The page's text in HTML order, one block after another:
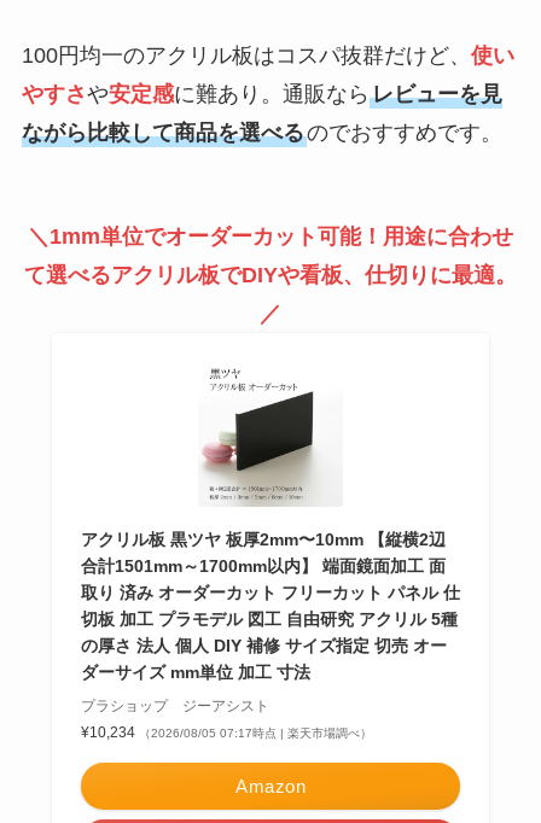
100円均一のアクリル板はコスパ抜群だけど、 使い
やすさや安定感に難あり。通販なら レビューを見
ながら比較して商品を選べるのでおすすめです。
＼1mm単位でオーダーカット可能！用途に合わせ
て選べるアクリル板でDIYや看板、仕切りに最適。
／
アクリル板 黒ツヤ 板厚2mm〜10mm 【縦横2辺
合計1501mm～1700mm以内】 端面鏡面加工 面
取り 済み オーダーカット フリーカット パネル 仕
切板 加工 プラモデル 図工 自由研究 アクリル 5種
の厚さ 法人 個人 DIY 補修 サイズ指定 切売 オー
ダーサイズ mm単位 加工 寸法
プラショップ ジーアシスト
¥10,234
（2026/08/05 07:17時点 | 楽天市場調べ）
Amazon